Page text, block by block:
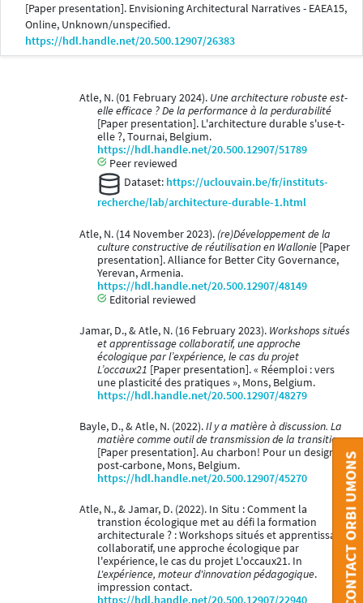
[Paper presentation]. Envisioning Architectural Narratives - EAEA15,
Online, Unknown/unspecified.
https://hdl.handle.net/20.500.12907/26383
Atle, N. (01 February 2024). Une architecture robuste est-
elle efficace ? De la performance à la perdurabilité
[Paper presentation]. L'architecture durable s'use-t-
elle ?, Tournai, Belgium.
https://hdl.handle.net/20.500.12907/51789
Peer reviewed
Dataset: https://uclouvain.be/fr/instituts-
recherche/lab/architecture-durable-1.html
Atle, N. (14 November 2023). (re)Développement de la
culture constructive de réutilisation en Wallonie [Paper
presentation]. Alliance for Better City Governance,
Yerevan, Armenia.
https://hdl.handle.net/20.500.12907/48149
Editorial reviewed
Jamar, D., & Atle, N. (16 February 2023). Workshops situés
et apprentissage collaboratif, une approche
écologique par l’expérience, le cas du projet
L’occaux21 [Paper presentation]. « Réemploi : vers
une plasticité des pratiques », Mons, Belgium.
https://hdl.handle.net/20.500.12907/48279
Bayle, D., & Atle, N. (2022).Il y a matière à discussion. La
matière comme outil de transmission de la transition
[Paper presentation]. Au charbon! Pour un design
post-carbone, Mons, Belgium.
https://hdl.handle.net/20.500.12907/45270
Atle, N., & Jamar, D. (2022). In Situ : Comment la
transtion écologique met au défi la formation
architecturale ? : Workshops situés et apprentissage
collaboratif, une approche écologique par
l'expérience, le cas du projet L'occaux21. In
L'expérience, moteur d'innovation pédagogique.
impression contact.
https://hdl.handle.net/20.500.12907/22940
CONTACT ORBI UMONS